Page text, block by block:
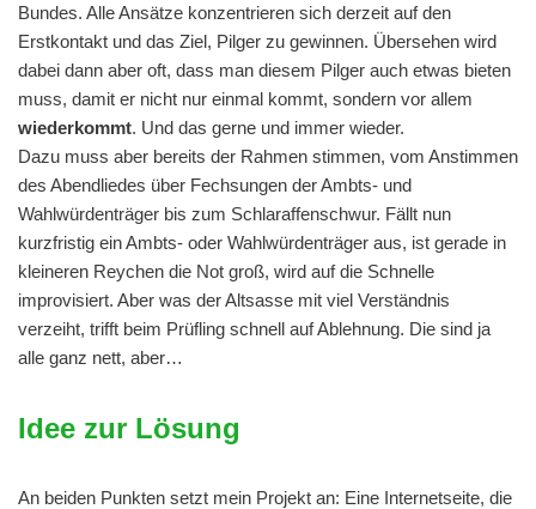
Bundes. Alle Ansätze konzentrieren sich derzeit auf den
Erstkontakt und das Ziel, Pilger zu gewinnen. Übersehen wird
dabei dann aber oft, dass man diesem Pilger auch etwas bieten
muss, damit er nicht nur einmal kommt, sondern vor allem
wiederkommt. Und das gerne und immer wieder.
Dazu muss aber bereits der Rahmen stimmen, vom Anstimmen
des Abendliedes über Fechsungen der Ambts- und
Wahlwürdenträger bis zum Schlaraffenschwur. Fällt nun
kurzfristig ein Ambts- oder Wahlwürdenträger aus, ist gerade in
kleineren Reychen die Not groß, wird auf die Schnelle
improvisiert. Aber was der Altsasse mit viel Verständnis
verzeiht, trifft beim Prüfling schnell auf Ablehnung. Die sind ja
alle ganz nett, aber…
Idee zur Lösung
An beiden Punkten setzt mein Projekt an: Eine Internetseite, die